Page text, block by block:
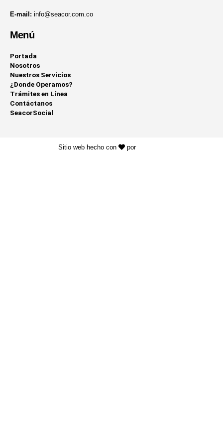
E-mail: info@seacor.com.co
Menú
Portada
Nosotros
Nuestros Servicios
¿Donde Operamos?
Trámites en Línea
Contáctanos
SeacorSocial
Sitio web hecho con por